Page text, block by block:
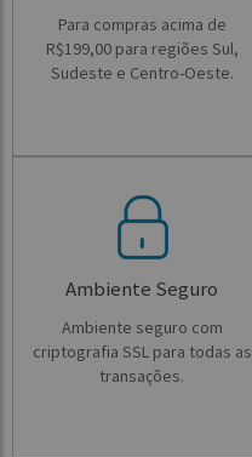
Para compras acima de
R$199,00 para regiões Sul,
Sudeste e Centro-Oeste.
Ambiente Seguro
Ambiente seguro com
criptografia SSL para todas as
transações.